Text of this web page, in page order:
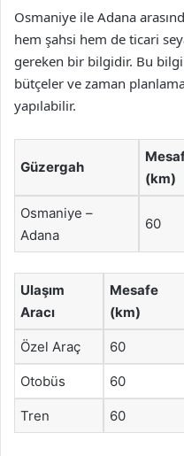
Osmaniye ile Adana
hem şahsi hem de ticari
gereken bir bilgidir. Bu
bütçeler ve zaman
yapılabilir.
Güzergah
(km)
Osmaniye –
Adana
60
Ulaşım
Aracı
Mesafe
(km)
Özel Araç 60
Otobüs 60
Tren 60